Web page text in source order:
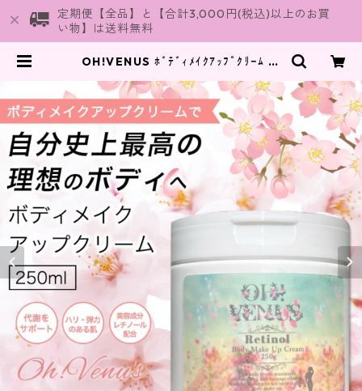
定期便【全品】と【合計3,000円(税込)以上のお買
い物】は送料無料
OH!VENUS ﾎﾞﾃﾞｨﾒｲｸｱｯﾌﾟｸﾘｰﾑ 桜